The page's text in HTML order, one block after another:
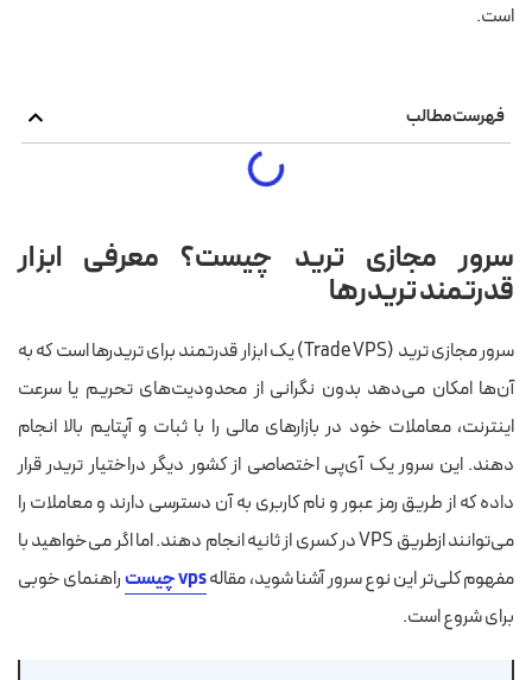
است.
فهرست مطالب
سرور مجازی ترید چیست؟ معرفی ابزار
قدرتمند تریدرها
سرور مجازی ترید (Trade VPS) یک ابزار قدرتمند برای تریدرها است که به
آن‌ها امکان می‌دهد بدون نگرانی از محدودیت‌های تحریم یا سرعت
اینترنت، معاملات خود در بازارهای مالی را با ثبات و آپتایم بالا انجام
دهند. این سرور یک آی‌پی‌ اختصاصی از کشور دیگر دراختیار تریدر قرار
داده که از طریق رمز عبور و نام کاربری به آن دسترسی دارند و معاملات را
می‌توانند ازطریق VPS در کسری از ثانیه انجام دهند. اما اگر می‌خواهید با
مفهوم کلی‌تر این نوع سرور آشنا شوید، مقالهvps چیست
راهنمای خوبی
برای شروع است.